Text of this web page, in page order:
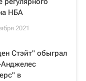
НБА
2021
Стэйт" обыграл
в